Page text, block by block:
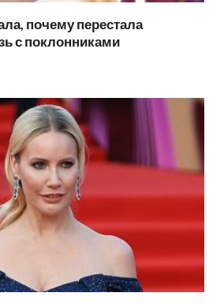
почему перестала
с поклонниками